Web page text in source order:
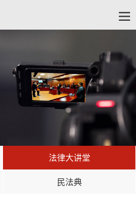
法律大讲堂
民法典